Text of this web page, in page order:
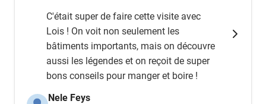
C'était super de faire cette visite avec
Lois ! On voit non seulement les
bâtiments importants, mais on découvre
aussi les légendes et on reçoit de super
bons conseils pour manger et boire !
Nele Feys